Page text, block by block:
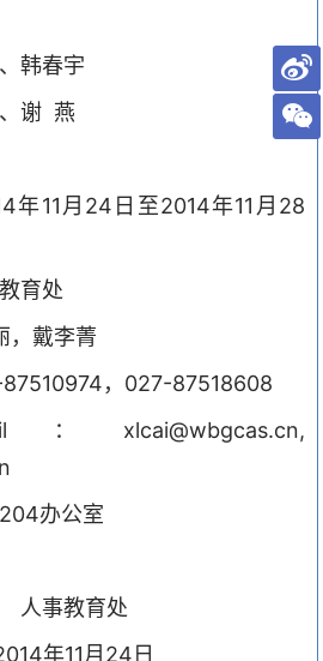
韩春宇
谢 燕
年11 月 24 日至2014年11 月 28
育处
，戴李菁
， 027-87518608
： xlcai@wbgcas.cn,
204办公室
人事教育处
年11月 24日